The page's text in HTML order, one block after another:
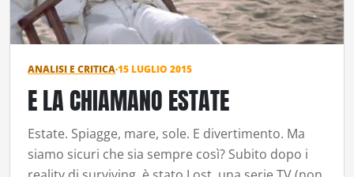
ANALISI E CRITICA·15 LUGLIO 2015
E LA CHIAMANO ESTATE
Estate. Spiagge, mare, sole. E divertimento. Ma
siamo sicuri che sia sempre così? Subito dopo i